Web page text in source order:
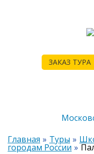
ЗАКАЗ ТУРА
Главная
Туры
городам России